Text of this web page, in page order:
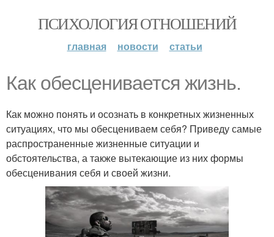
ПСИХОЛОГИЯ ОТНОШЕНИЙ
главная новости статьи
Как обесценивается жизнь.
Как можно понять и осознать в конкретных жизненных
ситуациях, что мы обесцениваем себя? Приведу самые
распространенные жизненные ситуации и
обстоятельства, а также вытекающие из них формы
обесценивания себя и своей жизни.